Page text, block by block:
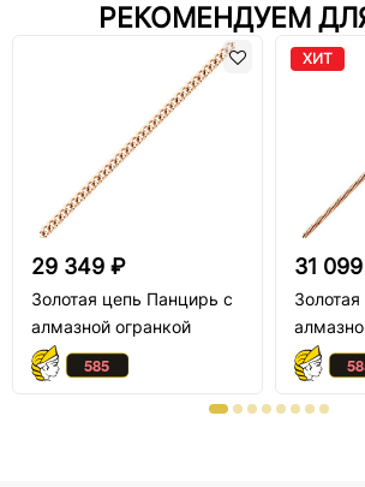
РЕКОМЕНДУЕМ
29 349 ₽
Золотая цепь Панцирь с
алмазной огранкой
ХИТ
31